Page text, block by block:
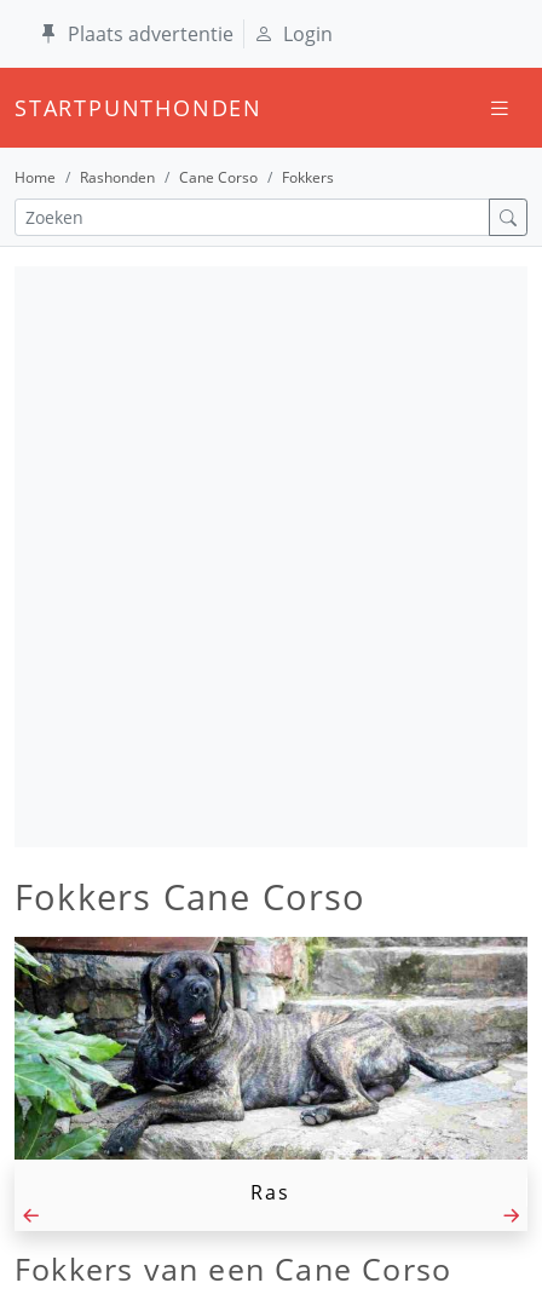
Plaats advertentie Login
STARTPUNTHONDEN
Home Rashonden Cane Corso Fokkers
Fokkers Cane Corso
Ras
Fokkers van een Cane Corso